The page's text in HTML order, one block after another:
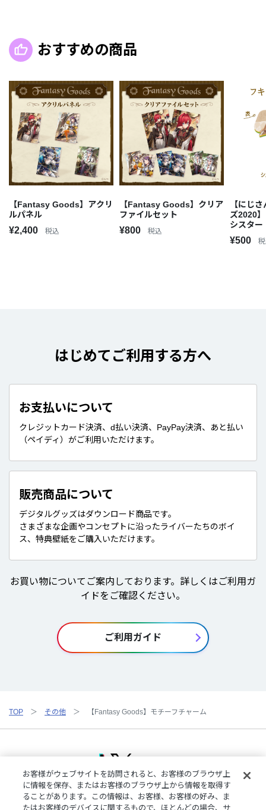
おすすめの商品
【Fantasy Goods】アクリ
ルパネル
¥2,400 税込
【Fantasy Goods】クリア
ファイルセット
¥800 税込
【にじ
ズ2020
シスター
¥500
はじめてご利用する方へ
お支払いについて
クレジットカード決済、d払い決済、PayPay決済、あと払い
（ペイディ）がご利用いただけます。
販売商品について
デジタルグッズはダウンロード商品です。
さまざまな企画やコンセプトに沿ったライバーたちのボイ
ス、特典壁紙をご購入いただけます。
お買い物についてご案内しております。詳しくはご利用ガ
イドをご確認ください。
ご利用ガイド
TOP その他 【Fantasy Goods】モチーフチャーム
ご利用規約プライバシーポリシー 特定商取引法に基づく表記
お客様がウェブサイトを訪問されると、お客様のブラウザ上
に情報を保存、またはお客様のブラウザ上から情報を取得す
ることがあります。この情報は、お客様、お客様の好み、ま
たはお客様のデバイスに関するもので、ほとんどの場合、サ